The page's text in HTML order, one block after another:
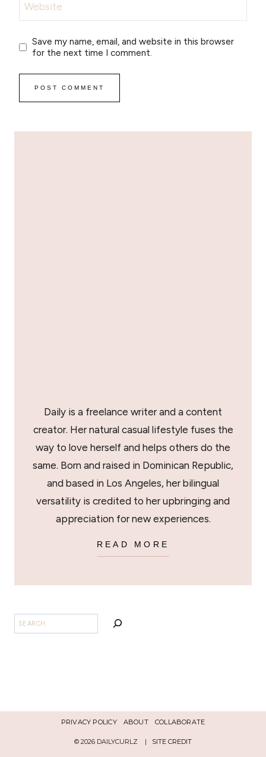
Website
Save my name, email, and website in this browser
for the next time I comment.
Daily is a freelance writer and a content
creator. Her natural casual lifestyle fuses the
way to love herself and helps others do the
same. Born and raised in Dominican Republic,
and based in Los Angeles, her bilingual
versatility is credited to her upbringing and
appreciation for new experiences.
READ MORE
PRIVACY POLICY ABOUT COLLABORATE
© 2026 DAILYCURLZ | SITE CREDIT